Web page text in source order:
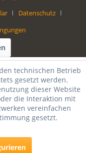
Datenschutz
technischen Betrieb
gesetzt werden.
dieser Website
die Interaktion mit
vereinfachen
gesetzt.